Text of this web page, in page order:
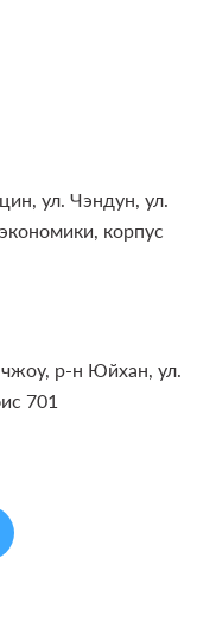
ул. Чэндун, ул.
корпус
р-н Юйхан, ул.
701